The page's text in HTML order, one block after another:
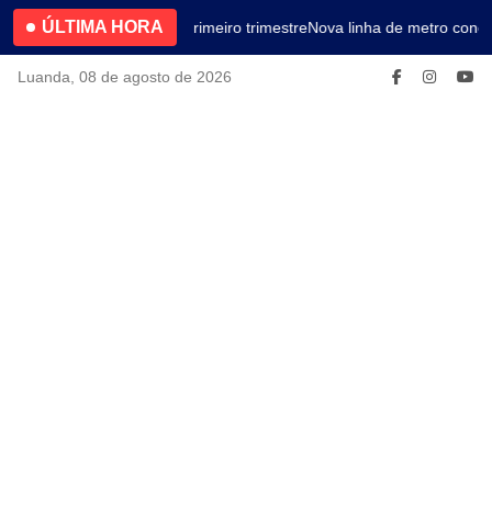
ÚLTIMA HORA4.2% no primeiro trimestreNova linha de metro
Luanda, 08 de agosto de 2026